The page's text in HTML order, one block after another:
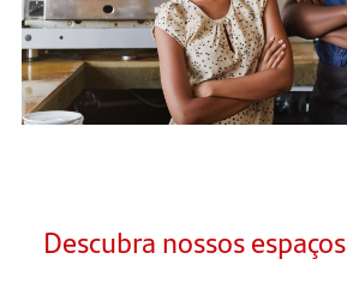
Descubra nossos espaços